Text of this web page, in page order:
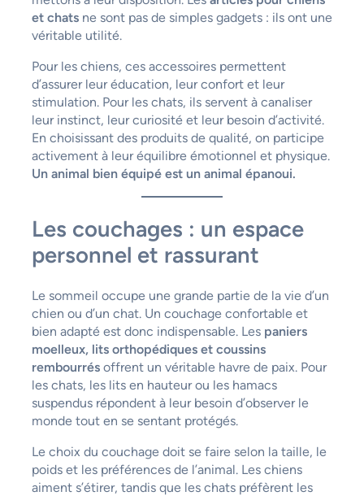
et chatsne sont pas de simples gadgets : ils ont une
véritable utilité.
Pour les chiens, ces accessoires permettent
d’assurer leur éducation, leur confort et leur
stimulation. Pour les chats, ils servent à canaliser
leur instinct, leur curiosité et leur besoin d’activité.
En choisissant des produits de qualité, on participe
activement à leur équilibre émotionnel et physique.
Un animal bien équipé est un animal épanoui.
Les couchages : un espace
personnel et rassurant
Le sommeil occupe une grande partie de la vie d’un
chien ou d’un chat. Un couchage confortable et
bien adapté est donc indispensable. Les paniers
moelleux, lits orthopédiques et coussins
rembourrésoffrent un véritable havre de paix. Pour
les chats, les lits en hauteur ou les hamacs
suspendus répondent à leur besoin d’observer le
monde tout en se sentant protégés.
Le choix du couchage doit se faire selon la taille, le
poids et les préférences de l’animal. Les chiens
aiment s’étirer, tandis que les chats préfèrent les